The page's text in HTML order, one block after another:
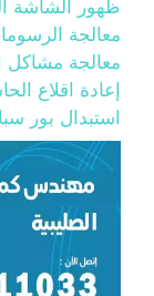
ظهور الشاشة
معالجة
معالجة مشاكل
إعادة اقلاع
استبدال بور